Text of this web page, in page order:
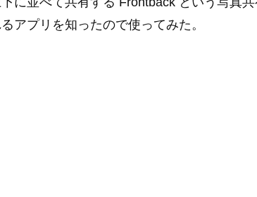
アプリを知ったので使ってみた。